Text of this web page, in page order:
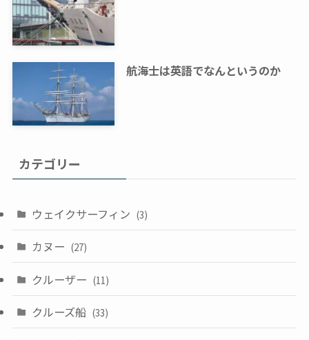
航海士は英語でなんというのか
カテゴリー
ウェイクサーフィン (3)
カヌー (27)
クルーザー (11)
クルーズ船 (33)